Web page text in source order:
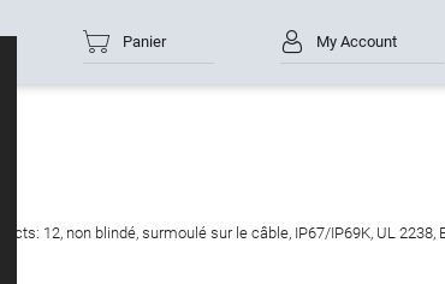
Panier My Account
12, non blindé, surmoulé sur le câble, IP67/IP69K, UL 2238,